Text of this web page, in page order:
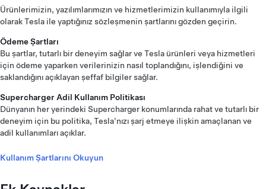
Ürünlerimizin, yazılımlarımızın ve hizmetlerimizin kullanımıyla ilgili
olarak Tesla ile yaptığınız sözleşmenin şartlarını gözden geçirin.
Ödeme Şartları
Bu şartlar, tutarlı bir deneyim sağlar ve Tesla ürünleri veya hizmetleri
için ödeme yaparken verilerinizin nasıl toplandığını, işlendiğini ve
saklandığını açıklayan şeffaf bilgiler sağlar.
Supercharger Adil Kullanım Politikası
Dünyanın her yerindeki Supercharger konumlarında rahat ve tutarlı bir
deneyim için bu politika, Tesla'nızı şarj etmeye ilişkin amaçlanan ve
adil kullanımları açıklar.
Kullanım Şartlarını Okuyun